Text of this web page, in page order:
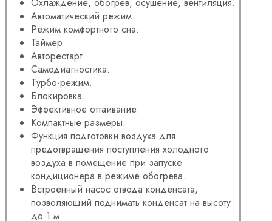
Автоматический режим.
Режим комфортного сна.
Таймер.
Авторестарт.
Самодиагностика.
Турбо-режим.
Блокировка.
Эффективное оттаивание.
Компактные размеры.
Функция подготовки воздуха для
предотвращения поступления холодного
воздуха в помещение при запуске
кондиционера в режиме обогрева.
Встроенный насос отвода конденсата,
позволяющий поднимать конденсат на высоту
до 1 м.